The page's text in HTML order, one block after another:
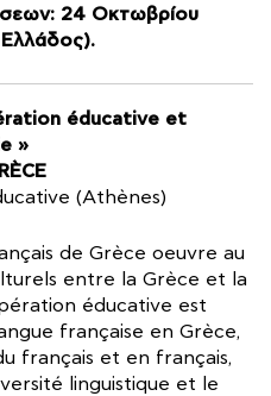
24 Οκτωβρίου
éducative et
»
(Athènes)
de Grèce oeuvre au
entre la Grèce et la
éducative est
française en Grèce,
français et en français,
linguistique et le